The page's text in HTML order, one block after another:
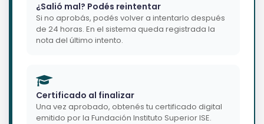
¿Salió mal? Podés reintentar
Si no aprobás, podés volver a intentarlo después
de 24 horas. En el sistema queda registrada la
nota del último intento.
Certificado al finalizar
Una vez aprobado, obtenés tu certificado digital
emitido por la Fundación Instituto Superior ISE.